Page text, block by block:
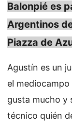
Balonpié es
Argentinos
Piazza de
Agustín es un
el
gusta mucho y
técnico quién